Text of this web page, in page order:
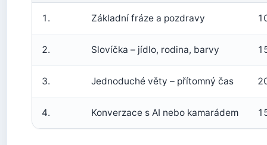
1. Základní fráze a pozdravy
2. Slovíčka – jídlo, rodina, barvy
3. Jednoduché věty – přítomný čas
4. Konverzace s AI nebo kamarádem